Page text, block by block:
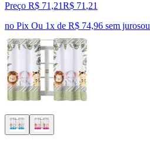
Preço R$ 71,21R$ 71 ,21
no Pix Ou 1x de R$ 74,96 sem jurosou